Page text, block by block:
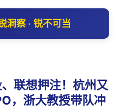
洞察 · 锐不可当
联想押注！杭州又
，浙大教授带队冲